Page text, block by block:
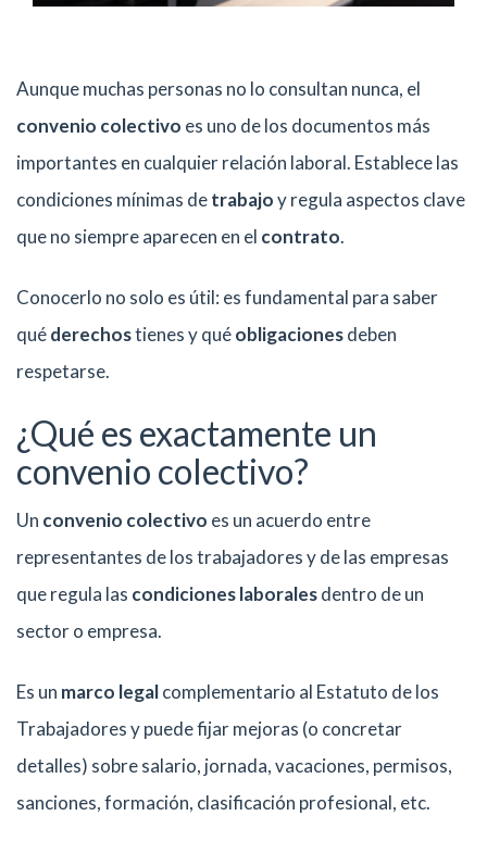
Aunque muchas personas no lo consultan nunca, el
convenio colectivo es uno de los documentos más
importantes en cualquier relación laboral. Establece las
condiciones mínimas detrabajoy regula aspectos clave
que no siempre aparecen en el contrato.
Conocerlo no solo es útil: es fundamental para saber
quéderechostienes y quéobligacionesdeben
respetarse.
¿Qué es exactamente un
convenio colectivo?
Un convenio colectivo es un acuerdo entre
representantes de los trabajadores y de las empresas
que regula las condiciones laboralesdentro de un
sector o empresa.
Es un marco legalcomplementario al Estatuto de los
Trabajadores y puede fijar mejoras (o concretar
detalles) sobre salario, jornada, vacaciones, permisos,
sanciones, formación, clasificación profesional, etc.